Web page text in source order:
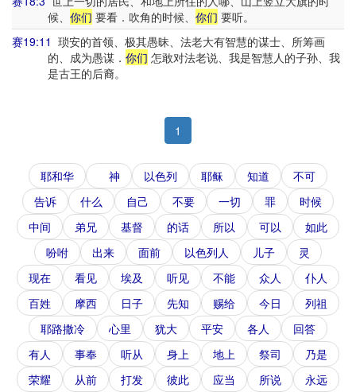
候、 你们 要看．吹角的时候、 你们 要听。
赛19:11 琐安的首领、极其愚昧、法老大有智慧的谋士、所筹画
的、成为愚谋． 你们 怎敢对法老说、我是智慧人的子孙、我
是古王的后裔。
1
耶和华 神 以色列 耶稣 知道
不可
告诉
什么 自己 不要 一切 罪
时候
中间
弟兄 基督 的话 所以 可以
如此
吩咐
出来 面前 以色列人 儿子
灵
现在
看见 埃及 听见 不能 众人
仆人
百姓
摩西 日子 先知 赐给 今日
列祖
耶路撒冷
心里 犹大 平安 各人
回答
有人
事奉 听从 身上 地上 祭司
乃是
荣耀
从前 打发 彼此 应当 所说 永远